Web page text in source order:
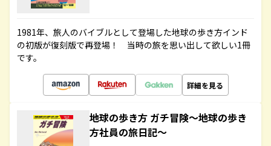
1981年、旅人のバイブルとして登場した地球の歩き方インド
の初版が復刻版で再登場！ 当時の旅を思い出して欲しい1冊
です。
詳細を見る
地球の歩き方 ガチ冒険～地球の歩き
方社員の旅日記～